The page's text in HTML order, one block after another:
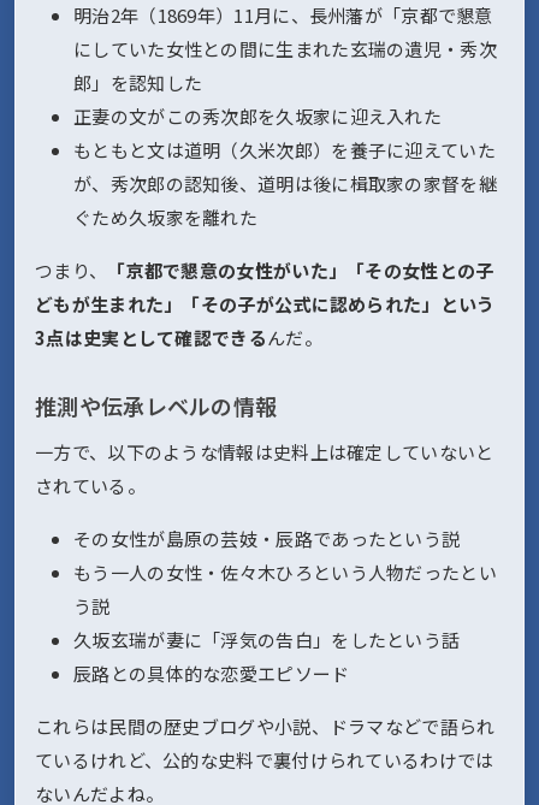
明治2年（1869年）11月に、長州藩が「京都で懇意
にしていた女性との間に生まれた玄瑞の遺児・秀次
郎」を認知した
正妻の文がこの秀次郎を久坂家に迎え入れた
もともと文は道明（久米次郎）を養子に迎えていた
が、秀次郎の認知後、道明は後に楫取家の家督を継
ぐため久坂家を離れた
つまり、
「京都で懇意の女性がいた」「その女性との子
どもが生まれた」「その子が公式に認められた」という
3点は史実として確認できるんだ。
推測や伝承レベルの情報
一方で、以下のような情報は史料上は確定していないと
されている。
その女性が島原の芸妓・辰路であったという説
もう一人の女性・佐々木ひろという人物だったとい
う説
久坂玄瑞が妻に「浮気の告白」をしたという話
辰路との具体的な恋愛エピソード
これらは民間の歴史ブログや小説、ドラマなどで語られ
ているけれど、公的な史料で裏付けられているわけでは
ないんだよね。